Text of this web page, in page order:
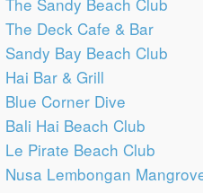
The Deck Cafe & Bar
Sandy Bay Beach Club
Hai Bar & Grill
Blue Corner Dive
Bali Hai Beach Club
Le Pirate Beach Club
Nusa Lembongan